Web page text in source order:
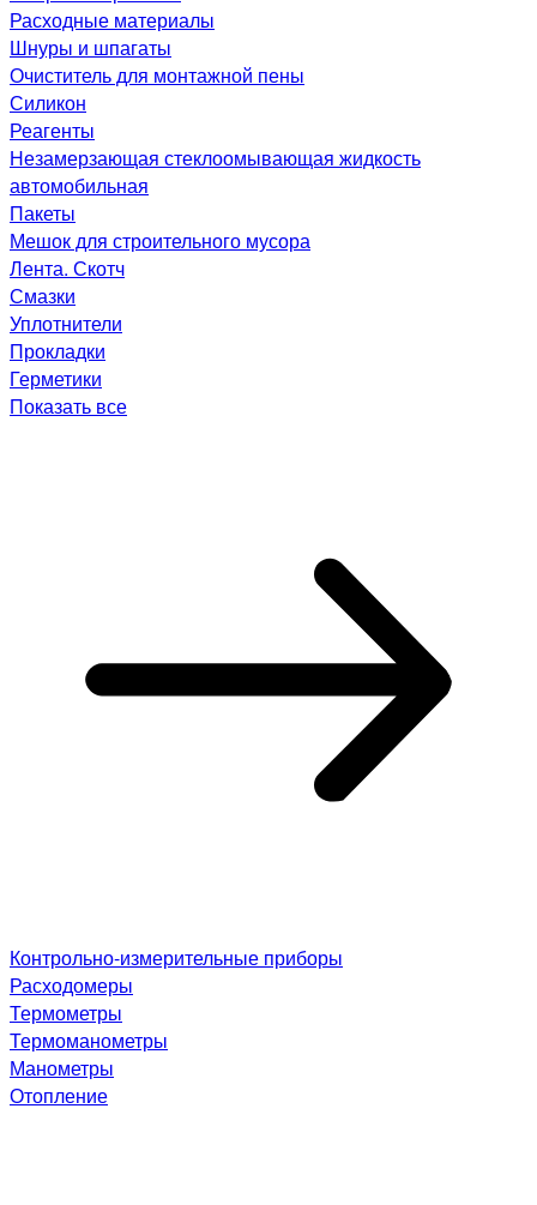
Расходные материалы
Шнуры и шпагаты
Очиститель для монтажной пены
Силикон
Реагенты
Незамерзающая стеклоомывающая жидкость
автомобильная
Пакеты
Мешок для строительного мусора
Лента. Скотч
Смазки
Уплотнители
Прокладки
Герметики
Показать все
Контрольно-измерительные приборы
Расходомеры
Термометры
Термоманометры
Манометры
Отопление